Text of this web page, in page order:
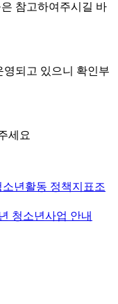
참고하여주시길 바
영되고 있으니 확인부
세요
년활동 정책지표조
청소년사업 안내